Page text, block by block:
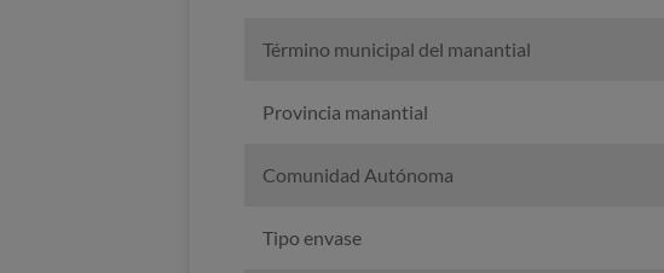
Término municipal del manantial
Provincia manantial
Comunidad Autónoma
Tipo envase